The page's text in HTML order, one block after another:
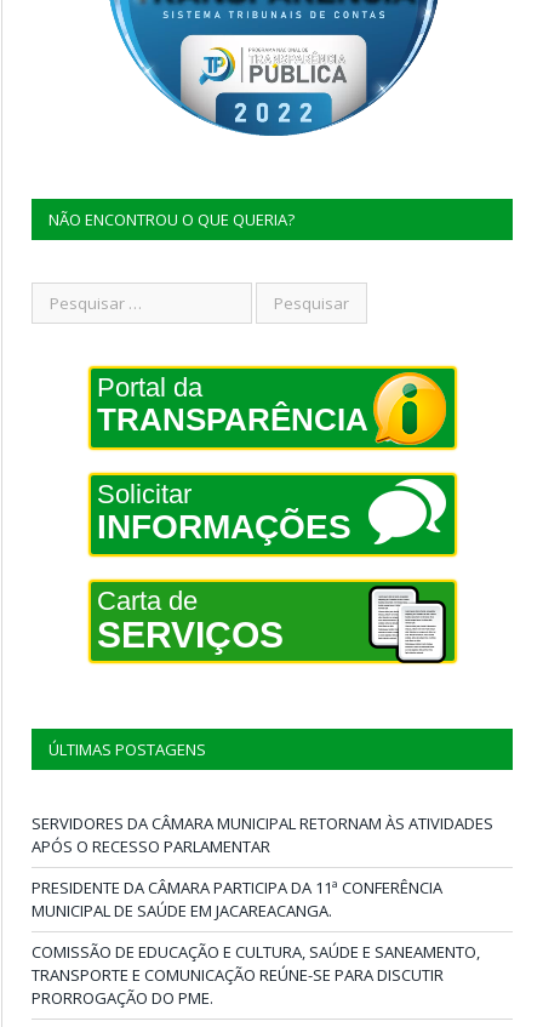
NÃO ENCONTROU O QUE QUERIA?
Portal da
TRANSPARÊNCIA
Solicitar
INFORMAÇÕES
Carta de
SERVIÇOS
ÚLTIMAS POSTAGENS
SERVIDORES DA CÂMARA MUNICIPAL RETORNAM ÀS ATIVIDADES
APÓS O RECESSO PARLAMENTAR
PRESIDENTE DA CÂMARA PARTICIPA DA 11ª CONFERÊNCIA
MUNICIPAL DE SAÚDE EM JACAREACANGA.
COMISSÃO DE EDUCAÇÃO E CULTURA, SAÚDE E SANEAMENTO,
TRANSPORTE E COMUNICAÇÃO REÚNE-SE PARA DISCUTIR
PRORROGAÇÃO DO PME.